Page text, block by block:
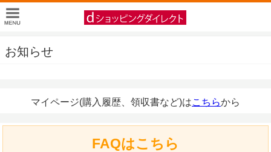
お知らせ
マイページ(購入履歴、領収書など)はこちらから
FAQはこちら